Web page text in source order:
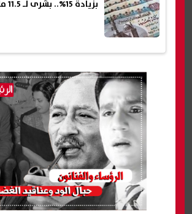
بزيادة 15%.. بشرى لـ 11.5 مليون مستفيد